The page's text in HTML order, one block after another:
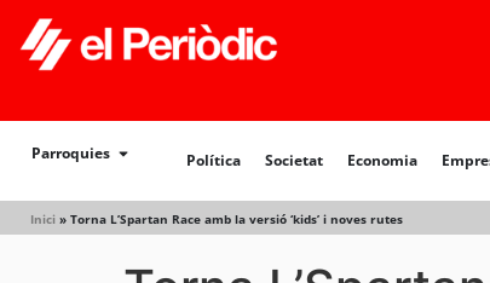
Parroquies Política Societat Economia
Inici » Torna L’Spartan Race amb la versió ‘kids’ i noves rutes
Política Societat